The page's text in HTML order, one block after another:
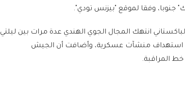
جنوبا، وفقا لموقع "بيزنس تودي".
انتهك المجال الجوي الهندي عدة مرات بين ليلتي
أجل استهداف منشآت عسكرية، وأضافت أن الجيش
المراقبة.